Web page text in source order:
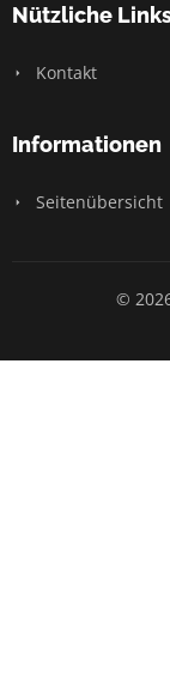
Nützliche
Kontakt
Informationen
Seitenübersicht
©